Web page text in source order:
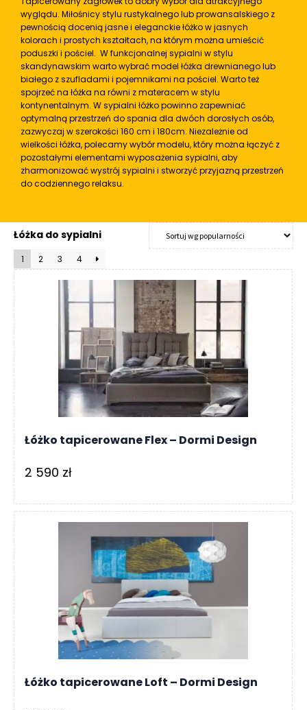
R
A
K
O
N
T
A
K
T
B
L
O
G
W
Y
P
R
Z
D
A
Ż
wyglądu. Miłośnicy stylu rustykalnego lub prowansalskiego z
pewnością docenią jasne i eleganckie łóżko w jasnych
kolorach i prostych kształtach, na którym można umieścić
poduszki i pościel. W funkcjonalnej sypialni w stylu
skandynawskim warto wybrać model łóżka drewnianego lub
białego z szufladami i pojemnikami na pościel. Warto też
spojrzeć na łóżka na równi z materacem w stylu
kontynentalnym. W sypialni łóżko powinno zapewniać
optymalną przestrzeń do spania dla dwóch dorosłych osób,
zazwyczaj w szerokości 160 cm i 180cm. Niezależnie od
wielkości łóżka, polecamy wybór modelu, który można łączyć z
pozostałymi elementami wyposażenia sypialni, aby
zharmonizować wystrój sypialni i stworzyć przyjazną przestrzeń
do codziennego relaksu.
Łóżka do sypialni
1 2 3 4
Łóżko tapicerowane Flex – Dormi Design
2 590 zł
Łóżko tapicerowane Loft – Dormi Design